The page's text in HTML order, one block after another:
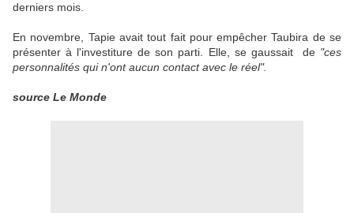
derniers mois.
En novembre, Tapie avait tout fait pour empêcher Taubira de se
présenter à l'investiture de son parti. Elle, se gaussait de "ces
personnalités qui n'ont aucun contact avec le réel".
source Le Monde